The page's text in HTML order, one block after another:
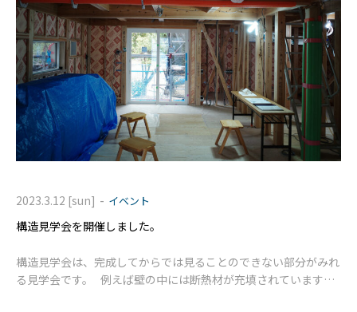
構造見学会を開催しました。
2023.3.12 [sun] - イベント
構造見学会は、完成してからでは見ることのできない部分がみれ
る見学会です。 例えば壁の中には断熱材が充填されています